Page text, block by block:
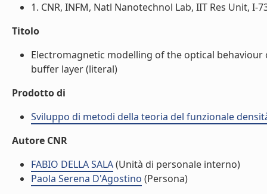
1. CNR, INFM, Natl Nanotechnol Lab, IIT Res Unit, I-
Titolo
Electromagnetic modelling of the optical
buffer layer (literal)
Prodotto di
Sviluppo di metodi della teoria del funzionale
Autore CNR
FABIO DELLA SALA(Unità di personale interno)
Paola Serena D'Agostino (Persona)